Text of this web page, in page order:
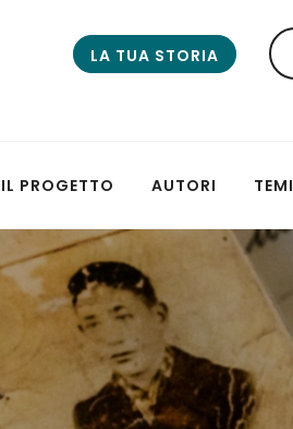
LA TUA STORIA
IL PROGETTO AUTORI TEMI